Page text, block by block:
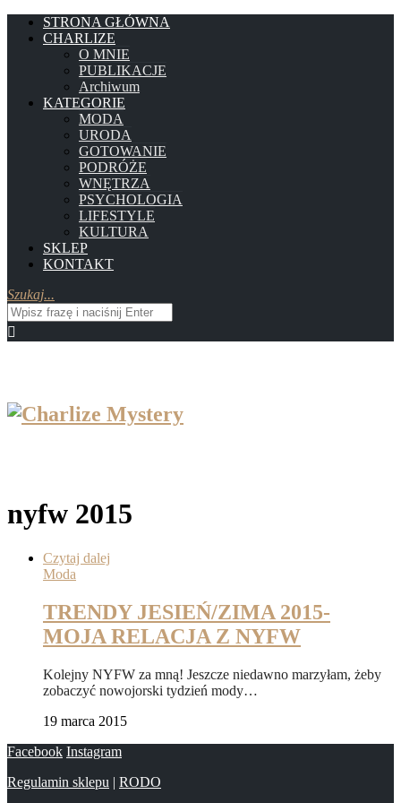
STRONA GŁÓWNA
CHARLIZE
O MNIE
PUBLIKACJE
Archiwum
KATEGORIE
MODA
URODA
GOTOWANIE
PODRÓŻE
WNĘTRZA
PSYCHOLOGIA
LIFESTYLE
KULTURA
SKLEP
KONTAKT
Szukaj...
nyfw 2015
Czytaj dalej
Moda
TRENDY JESIEŃ/ZIMA 2015-
MOJA RELACJA Z NYFW
Kolejny NYFW za mną! Jeszcze niedawno marzyłam, żeby
zobaczyć nowojorski tydzień mody…
19 marca 2015
Facebook Instagram
Regulamin sklepu | RODO